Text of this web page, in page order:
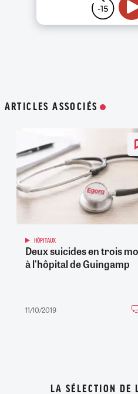
ARTICLES ASSOCIÉS
HÔPITAUX
Deux suicides en trois
à l'hôpital de Guingamp
11/10/2019
LA SÉLECTION DE